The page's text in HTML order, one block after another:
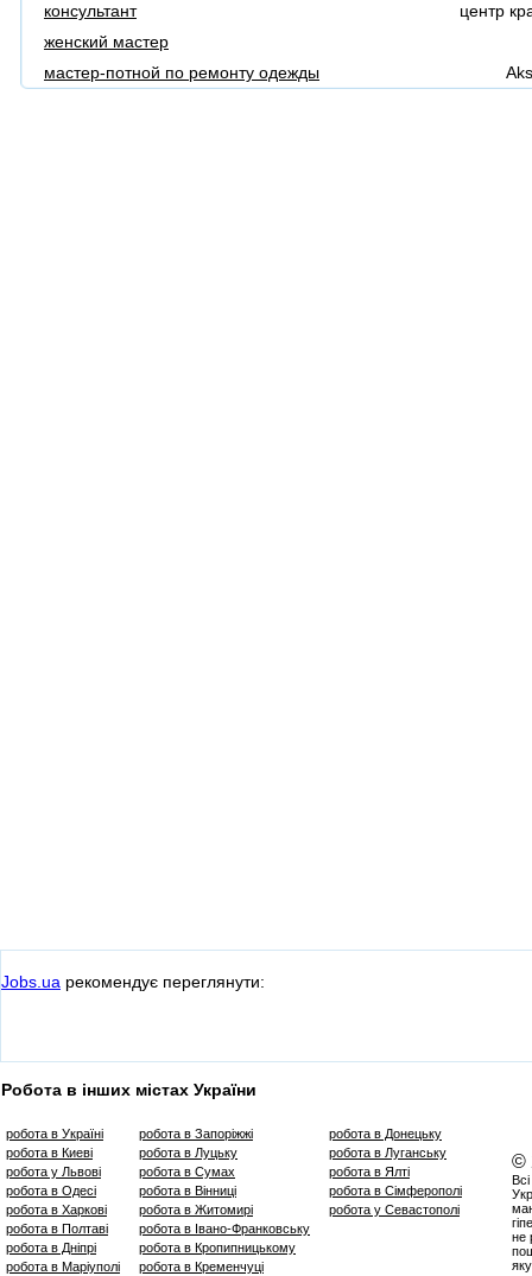
консультант
центр
женский мастер
мастер-потной по ремонту одежды
Jobs.ua рекомендує переглянути:
Робота в інших містах України
робота в Україні
робота в Киеві
робота у Львові
робота в Одесі
робота в Харкові
робота в Полтаві
робота в Дніпрі
робота в Маріуполі
робота в Запоріжжі
робота в Луцьку
робота в Сумах
робота в Вінниці
робота в Житомирі
робота в Івано-Франковську
робота в Кропипницькому
робота в Кременчуці
робота в Донецьку
робота в Луганську
робота в Ялті
робота в Сімферополі
робота у Севастополі
©
не